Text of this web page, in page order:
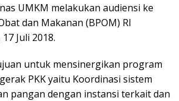
UMKM melakukan audiensi ke
dan Makanan (BPOM) RI
Juli 2018.
untuk mensinergikan program
PKK yaitu Koordinasi sistem
pangan dengan instansi terkait dan